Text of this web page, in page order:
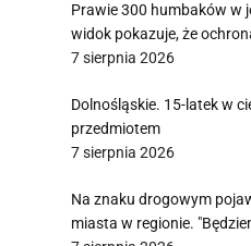
Prawie 300 humbaków w
widok pokazuje, że
7 sierpnia 2026
Dolnośląskie. 15-latek w
przedmiotem
7 sierpnia 2026
Na znaku drogowym
miasta w regionie.